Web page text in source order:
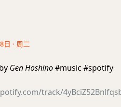
日 · 周二
by Gen Hoshino#music #spotify
track/